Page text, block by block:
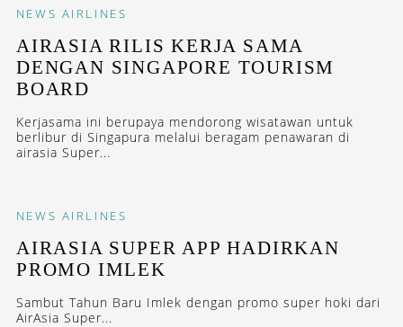
NEWS AIRLINES
AIRASIA RILIS KERJA SAMA
DENGAN SINGAPORE TOURISM
BOARD
Kerjasama ini berupaya mendorong wisatawan untuk
berlibur di Singapura melalui beragam penawaran di
airasia Super...
NEWS AIRLINES
AIRASIA SUPER APP HADIRKAN
PROMO IMLEK
Sambut Tahun Baru Imlek dengan promo super hoki dari
AirAsia Super...